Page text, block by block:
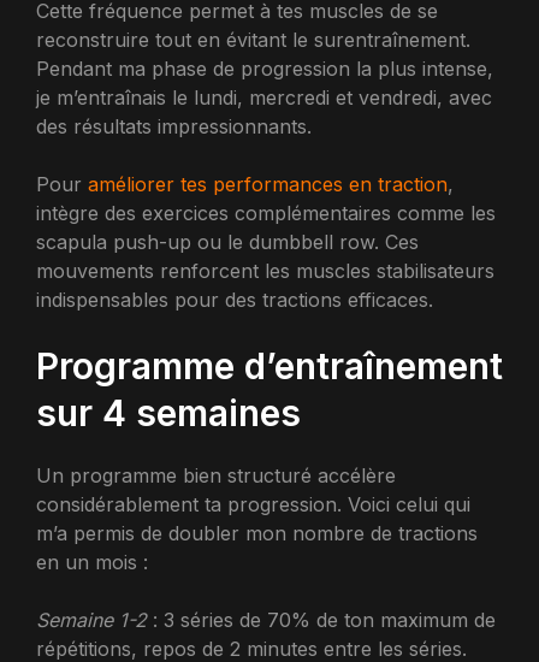
Cette fréquence permet à tes muscles de se
reconstruire tout en évitant le surentraînement.
Pendant ma phase de progression la plus intense,
je m’entraînais le lundi, mercredi et vendredi, avec
des résultats impressionnants.
Pour améliorer tes performances en traction,
intègre des exercices complémentaires comme les
scapula push-up ou le dumbbell row. Ces
mouvements renforcent les muscles stabilisateurs
indispensables pour des tractions efficaces.
Programme d’entraînement
sur 4 semaines
Un programme bien structuré accélère
considérablement ta progression. Voici celui qui
m’a permis de doubler mon nombre de tractions
en un mois :
Semaine 1-2: 3 séries de 70% de ton maximum de
répétitions, repos de 2 minutes entre les séries.